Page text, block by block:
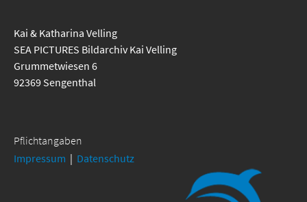
Kai & Katharina Velling
SEA PICTURES Bildarchiv Kai Velling
Grummetwiesen 6
92369 Sengenthal
Pflichtangaben
Impressum | Datenschutz